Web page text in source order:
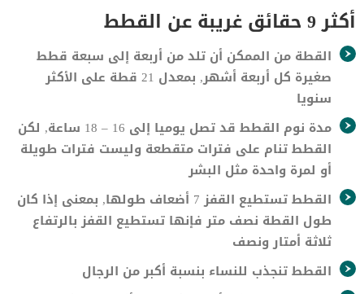
أكثر 9 حقائق غريبة عن القطط
القطة من الممكن أن تلد من أربعة إلى سبعة قطط
صغيرة كل أربعة أشهر, بمعدل 21 قطة على الأكثر
سنويا
مدة نوم القطط قد تصل يوميا إلى 16 – 18 ساعة, لكن
القطط تنام على فترات متقطعة وليست فترات طويلة
أو لمرة واحدة مثل البشر
القطط تستطيع القفز 7 أضعاف طولها, بمعنى إذا كان
طول القطة نصف متر فإنها تستطيع القفز بالرتفاع
ثلاثة أمتار ونصف
القطط تنجذب للنساء بنسبة أكبر من الرجال